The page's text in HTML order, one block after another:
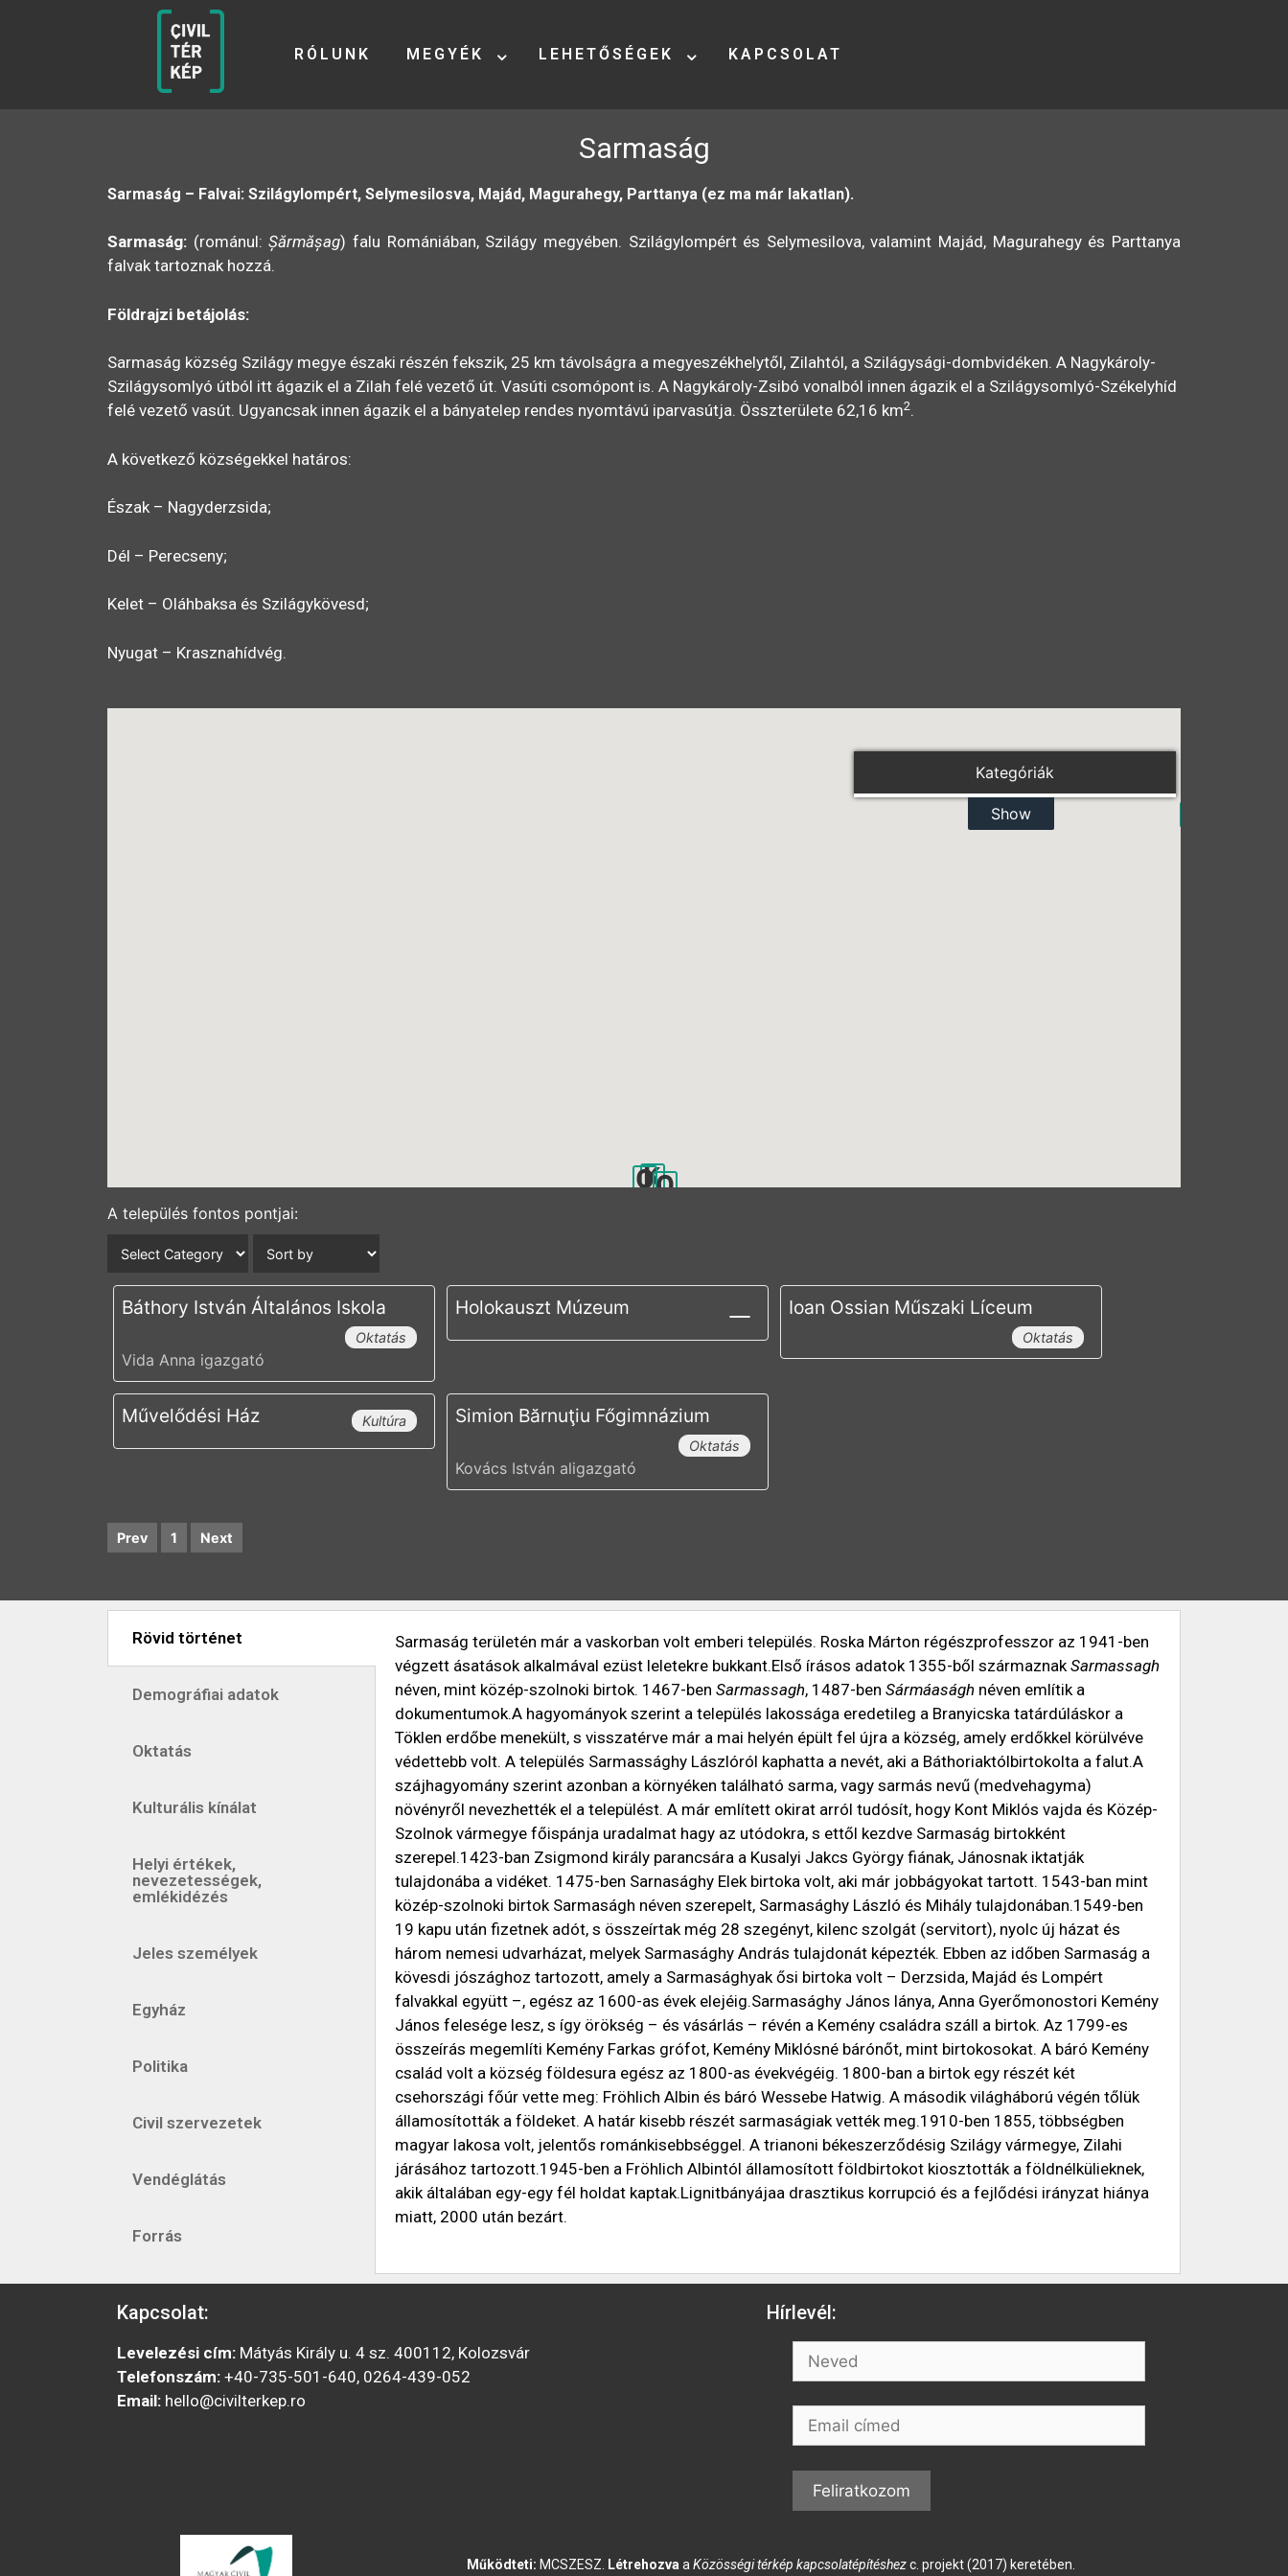
RÓLUNK MEGYÉK LEHETŐSÉGEK KAPCSOLAT
Sarmaság
Sarmaság – Falvai: Szilágylompért, Selymesilosva, Majád, Magurahegy, Parttanya (ez ma már lakatlan).
Sarmaság: (románul:Șărmășag) falu Romániában, Szilágy megyében. Szilágylompért és Selymesilova, valamint Majád, Magurahegy és Parttanya
falvak tartoznak hozzá.
Földrajzi betájolás:
Sarmaság község Szilágy megye északi részén fekszik, 25 km távolságra a megyeszékhelytől, Zilahtól, a Szilágysági-dombvidéken. A Nagykároly-
Szilágysomlyó útból itt ágazik el a Zilah felé vezető út. Vasúti csomópont is. A Nagykároly-Zsibó vonalból innen ágazik el a Szilágysomlyó-Székelyhíd
felé vezető vasút. Ugyancsak innen ágazik el a bányatelep rendes nyomtávú iparvasútja. Összterülete 62,16 km2.
A következő községekkel határos:
Észak – Nagyderzsida;
Dél – Perecseny;
Kelet – Oláhbaksa és Szilágykövesd;
Nyugat – Krasznahídvég.
Kategóriák
Show
A település fontos pontjai:
Báthory István Általános Iskola
Oktatás
Vida Anna igazgató
Holokauszt Múzeum Ioan Ossian Műszaki Líceum
Oktatás
Művelődési Ház Kultúra Simion Bărnuţiu Főgimnázium
Oktatás
Kovács István aligazgató
Prev 1 Next
Rövid történet
Demográfiai adatok
Oktatás
Kulturális kínálat
Helyi értékek,
nevezetességek,
emlékidézés
Jeles személyek
Egyház
Politika
Civil szervezetek
Vendéglátás
Forrás
Sarmaság területén már a vaskorban volt emberi település. Roska Márton régészprofesszor az 1941-ben
végzett ásatások alkalmával ezüst leletekre bukkant.Első írásos adatok 1355-ből származnakSarmassagh
néven, mint közép-szolnoki birtok. 1467-ben Sarmassagh, 1487-ben Sármáaságh néven említik a
dokumentumok.A hagyományok szerint a település lakossága eredetileg a Branyicska tatárdúláskor a
Töklen erdőbe menekült, s visszatérve már a mai helyén épült fel újra a község, amely erdőkkel körülvéve
védettebb volt. A település Sarmassághy Lászlóról kaphatta a nevét, aki a Báthoriaktólbirtokolta a falut.A
szájhagyomány szerint azonban a környéken található sarma, vagy sarmás nevű (medvehagyma)
növényről nevezhették el a települést. A már említett okirat arról tudósít, hogy Kont Miklós vajda és Közép-
Szolnok vármegye főispánja uradalmat hagy az utódokra, s ettől kezdve Sarmaság birtokként
szerepel.1423-ban Zsigmond király parancsára a Kusalyi Jakcs György fiának, Jánosnak iktatják
tulajdonába a vidéket. 1475-ben Sarnasághy Elek birtoka volt, aki már jobbágyokat tartott. 1543-ban mint
közép-szolnoki birtok Sarmaságh néven szerepelt, Sarmasághy László és Mihály tulajdonában.1549-ben
19 kapu után fizetnek adót, s összeírtak még 28 szegényt, kilenc szolgát (servitort), nyolc új házat és
három nemesi udvarházat, melyek Sarmasághy András tulajdonát képezték. Ebben az időben Sarmaság a
kövesdi jószághoz tartozott, amely a Sarmasághyak ősi birtoka volt – Derzsida, Majád és Lompért
falvakkal együtt –, egész az 1600-as évek elejéig.Sarmasághy János lánya, Anna Gyerőmonostori Kemény
János felesége lesz, s így örökség – és vásárlás – révén a Kemény családra száll a birtok. Az 1799-es
összeírás megemlíti Kemény Farkas grófot, Kemény Miklósné bárónőt, mint birtokosokat. A báró Kemény
család volt a község földesura egész az 1800-as évekvégéig. 1800-ban a birtok egy részét két
csehországi főúr vette meg: Fröhlich Albin és báró Wessebe Hatwig. A második világháború végén tőlük
államosították a földeket. A határ kisebb részét sarmaságiak vették meg.1910-ben 1855, többségben
magyar lakosa volt, jelentős románkisebbséggel. A trianoni békeszerződésig Szilágy vármegye, Zilahi
járásához tartozott.1945-ben a Fröhlich Albintól államosított földbirtokot kiosztották a földnélkülieknek,
akik általában egy-egy fél holdat kaptak.Lignitbányájaa drasztikus korrupció és a fejlődési irányzat hiánya
miatt, 2000 után bezárt.
Kapcsolat:
Levelezési cím: Mátyás Király u. 4 sz. 400112, Kolozsvár
Telefonszám: +40-735-501-640, 0264-439-052
Email: hello@civilterkep.ro
Hírlevél:
Működteti: MCSZESZ. LétrehozvaaKözösségi térkép kapcsolatépítéshezc. projekt (2017) keretében.